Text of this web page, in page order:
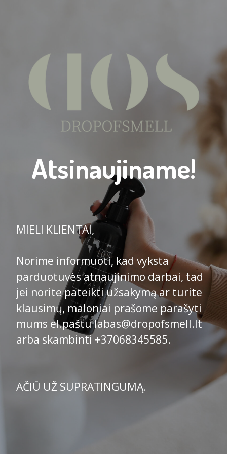
Atsinaujiname!
MIELI KLIENTAI,
Norime informuoti, kad vyksta
parduotuvės atnaujinimo darbai, tad
jei norite pateikti užsakymą ar turite
klausimų, maloniai prašome parašyti
mums el.paštu labas@dropofsmell.lt
arba skambinti +37068345585.
AČIŪ UŽ SUPRATINGUMĄ.